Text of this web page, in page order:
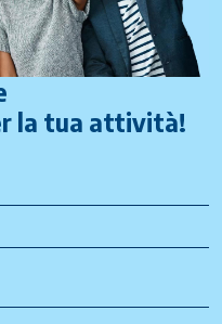
la tua attività!